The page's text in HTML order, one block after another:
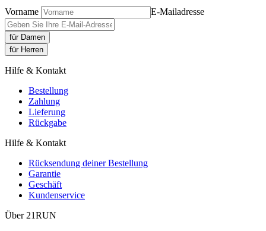
Vorname E-Mailadresse
für Damen
für Herren
Hilfe & Kontakt
Bestellung
Zahlung
Lieferung
Rückgabe
Hilfe & Kontakt
Rücksendung deiner Bestellung
Garantie
Geschäft
Kundenservice
Über 21RUN